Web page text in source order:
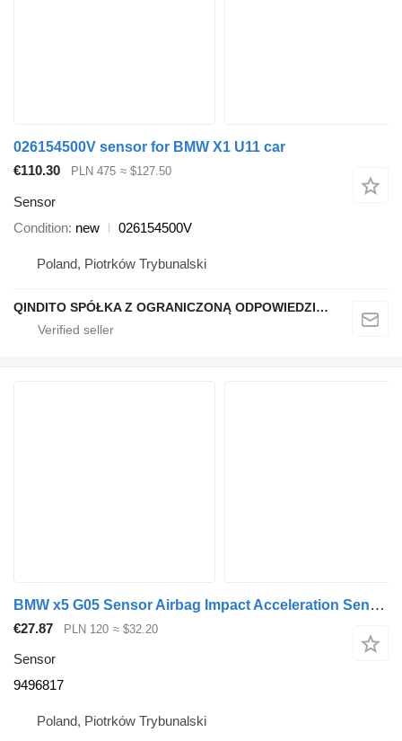
026154500V sensor for BMW X1 U11 car
€110.30
PLN 475 ≈ $127.50
Sensor
Condition new 026154500V
Poland, Piotrków Trybunalski
QINDITO SPÓŁKA Z OGRANICZONĄ ODPOWIEDZIALNOŚCIĄ
BMW x5 G05 Sensor Airbag Impact Acceleration Sensor 9496817 for BMW X5 G05 car
€27.87 PLN 120 ≈ $32.20
Sensor
9496817
Poland, Piotrków Trybunalski